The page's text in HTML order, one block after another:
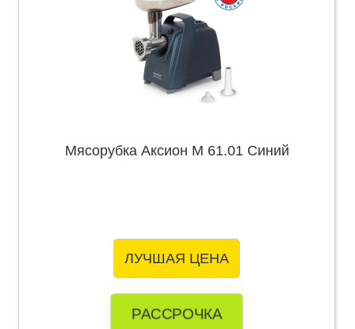
Мясорубка Аксион М 61.01 Синий
ЛУЧШАЯ ЦЕНА
РАССРОЧКА